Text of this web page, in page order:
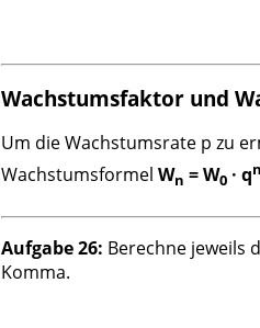
Wachstumsfaktor und
Um die Wachstumsrate p zu
Wachstumsformel Wn = W0 · q
Aufgabe 26: Berechne jeweils
Komma.